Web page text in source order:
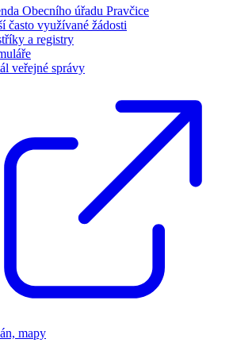
Obecního úřadu Pravčice
často využívané žádosti
a registry
veřejné správy
mapy